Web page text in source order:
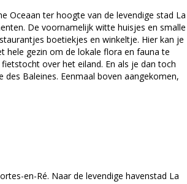
Oceaan ter hoogte van de levendige stad La
De voornamelijk witte huisjes en smalle
boetiekjes en winkeltje. Hier kan je
hele gezin om de lokale flora en fauna te
over het eiland. En als je dan toch
Baleines. Eenmaal boven aangekomen,
en-Ré. Naar de levendige havenstad La